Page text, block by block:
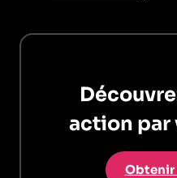
action par
Obtenir